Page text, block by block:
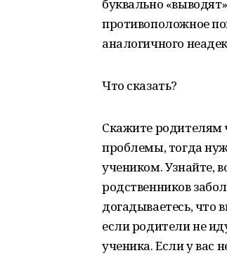
буквально
противоположное
аналогичного
Что сказать?
Скажите родителям
проблемы, тогда
учеником. Узнайте,
родственников
догадываетесь, что
если родители не
ученика. Если у вас